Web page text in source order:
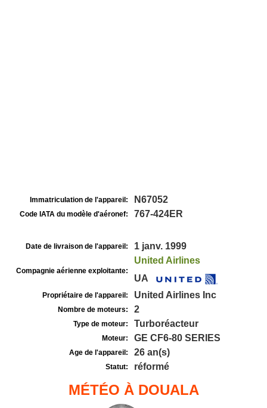
Immatriculation de l'appareil: N67052
Code IATA du modèle d'aéronef: 767-424ER
Date de livraison de l'appareil: 1 janv. 1999
Compagnie aérienne exploitante:
United Airlines
UA
Propriétaire de l'appareil: United Airlines Inc
Nombre de moteurs: 2
Type de moteur: Turboréacteur
Moteur: GE CF6-80 SERIES
Age de l'appareil: 26 an(s)
Statut: réformé
MÉTÉO À DOUALA